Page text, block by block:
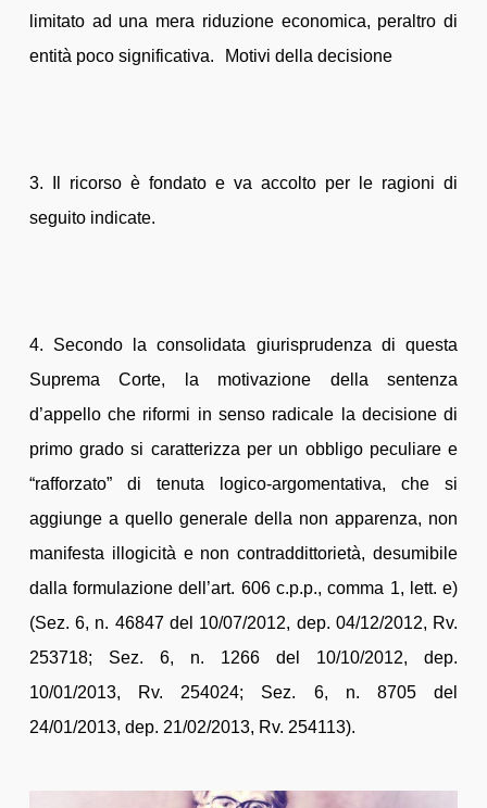
limitato ad una mera riduzione economica, peraltro di
entità poco significativa. Motivi della decisione
3. Il ricorso è fondato e va accolto per le ragioni di
seguito indicate.
4. Secondo la consolidata giurisprudenza di questa
Suprema Corte, la motivazione della sentenza
d’appello che riformi in senso radicale la decisione di
primo grado si caratterizza per un obbligo peculiare e
“rafforzato” di tenuta logico-argomentativa, che si
aggiunge a quello generale della non apparenza, non
manifesta illogicità e non contraddittorietà, desumibile
dalla formulazione dell’art. 606 c.p.p., comma 1, lett. e)
(Sez. 6, n. 46847 del 10/07/2012, dep. 04/12/2012, Rv.
253718; Sez. 6, n. 1266 del 10/10/2012, dep.
10/01/2013, Rv. 254024; Sez. 6, n. 8705 del
24/01/2013, dep. 21/02/2013, Rv. 254113).